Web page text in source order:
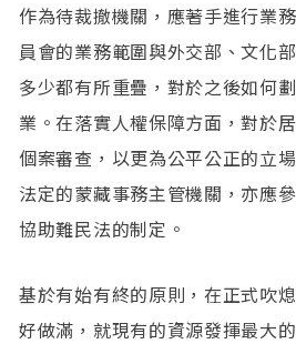
作為待裁撤機關，應著手進行業
員會的業務範圍與外交部、文化
多少都有所重疊，對於之後如何
業。在落實人權保障方面，對於
個案審查，以更為公平公正的立
法定的蒙藏事務主管機關，亦應
協助難民法的制定。
基於有始有終的原則，在正式吹
好做滿，就現有的資源發揮最大